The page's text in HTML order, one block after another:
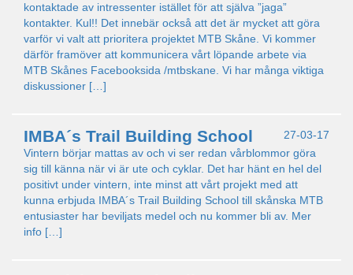
kontaktade av intressenter istället för att själva ”jaga”
kontakter. Kul!! Det innebär också att det är mycket att göra
varför vi valt att prioritera projektet MTB Skåne. Vi kommer
därför framöver att kommunicera vårt löpande arbete via
MTB Skånes Facebooksida /mtbskane. Vi har många viktiga
diskussioner […]
27-03-17
IMBA´s Trail Building School
Vintern börjar mattas av och vi ser redan vårblommor göra
sig till känna när vi är ute och cyklar. Det har hänt en hel del
positivt under vintern, inte minst att vårt projekt med att
kunna erbjuda IMBA´s Trail Building School till skånska MTB
entusiaster har beviljats medel och nu kommer bli av. Mer
info […]